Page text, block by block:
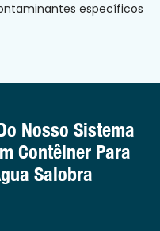
específicos
Nosso Sistema
Contêiner Para
Salobra